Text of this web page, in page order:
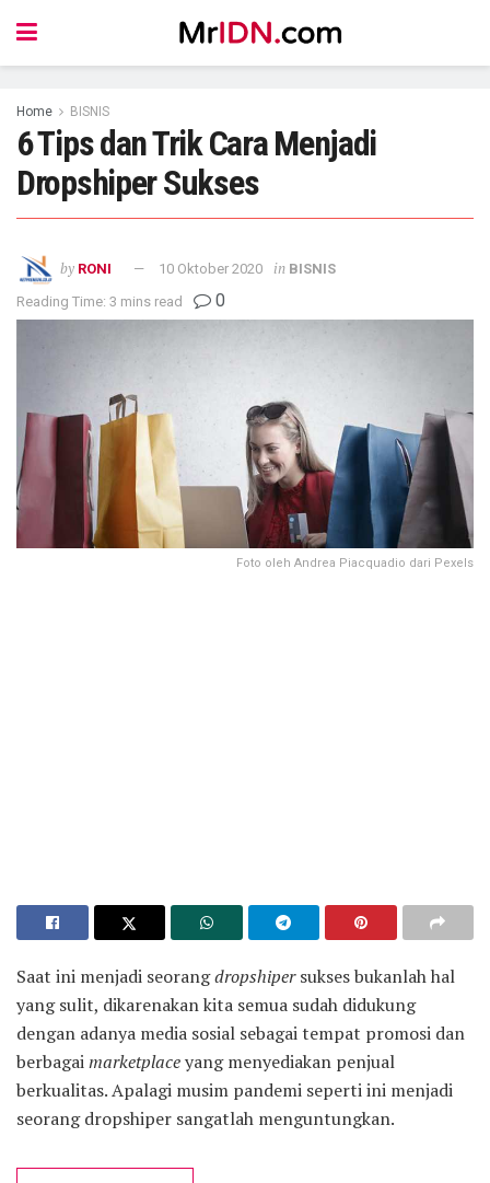
Home BISNIS
6 Tips dan Trik Cara Menjadi
Dropshiper Sukses
by RONI 10 Oktober 2020 in BISNIS
Reading Time: 3 mins read 0
Foto oleh Andrea Piacquadio dari Pexels
Saat ini menjadi seorangdropshipersukses bukanlah hal
yang sulit, dikarenakan kita semua sudah didukung
dengan adanya media sosial sebagai tempat promosi dan
berbagaimarketplaceyang menyediakan penjual
berkualitas. Apalagi musim pandemi seperti ini menjadi
seorang dropshiper sangatlah menguntungkan.